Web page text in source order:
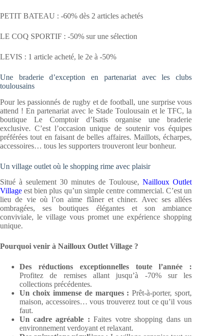
PETIT BATEAU : -60% dès 2 articles achetés
LE COQ SPORTIF : -50% sur une sélection
LEVIS : 1 article acheté, le 2e à -50%
Une braderie d’exception en partenariat avec les clubs
toulousains
Pour les passionnés de rugby et de football, une surprise vous
attend ! En partenariat avec le Stade Toulousain et le TFC, la
boutique Le Comptoir d’Isatis organise une braderie
exclusive. C’est l’occasion unique de soutenir vos équipes
préférées tout en faisant de belles affaires. Maillots, écharpes,
accessoires… tous les supporters trouveront leur bonheur.
Un village outlet où le shopping rime avec plaisir
Situé à seulement 30 minutes de Toulouse,Nailloux Outlet
Village est bien plus qu’un simple centre commercial. C’est un
lieu de vie où l’on aime flâner et chiner. Avec ses allées
ombragées, ses boutiques élégantes et son ambiance
conviviale, le village vous promet une expérience shopping
unique.
Pourquoi venir à Nailloux Outlet Village ?
Des réductions exceptionnelles toute l’année :
Profitez de remises allant jusqu’à -70% sur les
collections précédentes.
Un choix immense de marques : Prêt-à-porter, sport,
maison, accessoires… vous trouverez tout ce qu’il vous
faut.
Un cadre agréable : Faites votre shopping dans un
environnement verdoyant et relaxant.